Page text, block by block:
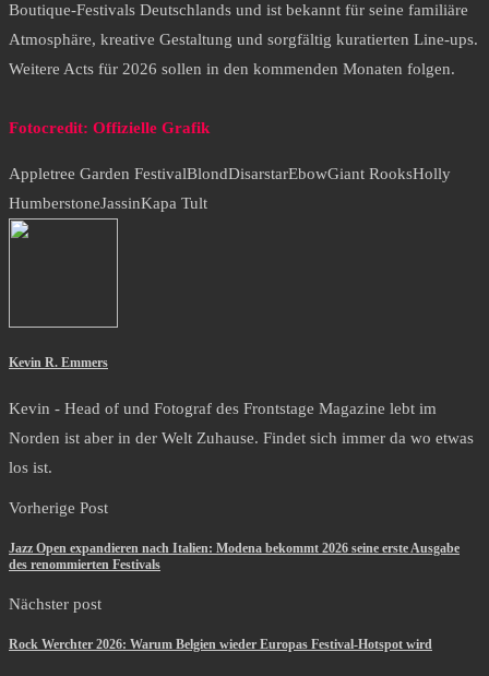
Boutique-Festivals Deutschlands und ist bekannt für seine familiäre
Atmosphäre, kreative Gestaltung und sorgfältig kuratierten Line-ups.
Weitere Acts für 2026 sollen in den kommenden Monaten folgen.
Fotocredit: Offizielle Grafik
Appletree Garden FestivalBlondDisarstarEbowGiant RooksHolly
HumberstoneJassinKapa Tult
Kevin R. Emmers
Kevin - Head of und Fotograf des Frontstage Magazine lebt im
Norden ist aber in der Welt Zuhause. Findet sich immer da wo etwas
los ist.
Vorherige Post
Jazz Open expandieren nach Italien: Modena bekommt 2026 seine erste Ausgabe
des renommierten Festivals
Nächster post
Rock Werchter 2026: Warum Belgien wieder Europas Festival-Hotspot wird